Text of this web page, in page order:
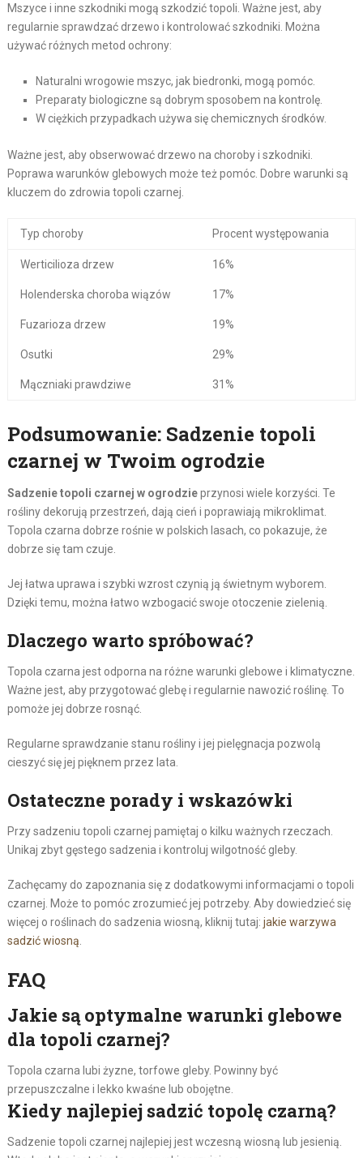
Mszyce i inne szkodniki mogą szkodzić topoli. Ważne jest, aby
regularnie sprawdzać drzewo i kontrolować szkodniki. Można
używać różnych metod ochrony:
Naturalni wrogowie mszyc, jak biedronki, mogą pomóc.
Preparaty biologiczne są dobrym sposobem na kontrolę.
W ciężkich przypadkach używa się chemicznych środków.
Ważne jest, aby obserwować drzewo na choroby i szkodniki.
Poprawa warunków glebowych może też pomóc. Dobre warunki są
kluczem do zdrowia topoli czarnej.
Typ choroby Procent występowania
Werticilioza drzew 16%
Holenderska choroba wiązów 17%
Fuzarioza drzew 19%
Osutki 29%
Mączniaki prawdziwe 31%
Podsumowanie: Sadzenie topoli
czarnej w Twoim ogrodzie
Sadzenie topoli czarnej w ogrodzieprzynosi wiele korzyści. Te
rośliny dekorują przestrzeń, dają cień i poprawiają mikroklimat.
Topola czarna dobrze rośnie w polskich lasach, co pokazuje, że
dobrze się tam czuje.
Jej łatwa uprawa i szybki wzrost czynią ją świetnym wyborem.
Dzięki temu, można łatwo wzbogacić swoje otoczenie zielenią.
Dlaczego warto spróbować?
Topola czarna jest odporna na różne warunki glebowe i klimatyczne.
Ważne jest, aby przygotować glebę i regularnie nawozić roślinę. To
pomoże jej dobrze rosnąć.
Regularne sprawdzanie stanu rośliny i jej pielęgnacja pozwolą
cieszyć się jej pięknem przez lata.
Ostateczne porady i wskazówki
Przy sadzeniu topoli czarnej pamiętaj o kilku ważnych rzeczach.
Unikaj zbyt gęstego sadzenia i kontroluj wilgotność gleby.
Zachęcamy do zapoznania się z dodatkowymi informacjami o topoli
czarnej. Może to pomóc zrozumieć jej potrzeby. Aby dowiedzieć się
więcej o roślinach do sadzenia wiosną, kliknij tutaj: jakie warzywa
sadzić wiosną
FAQ
Jakie są optymalne warunki glebowe
dla topoli czarnej?
Topola czarna lubi żyzne, torfowe gleby. Powinny być
przepuszczalne i lekko kwaśne lub obojętne.
Kiedy najlepiej sadzić topolę czarną?
Sadzenie topoli czarnej najlepiej jest wczesną wiosną lub jesienią.